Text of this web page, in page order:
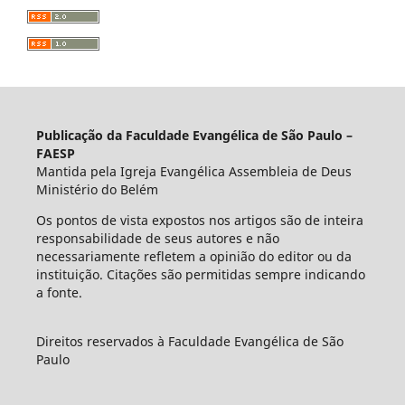
Publicação da Faculdade Evangélica de São Paulo –
FAESP
Mantida pela Igreja Evangélica Assembleia de Deus
Ministério do Belém
Os pontos de vista expostos nos artigos são de inteira
responsabilidade de seus autores e não
necessariamente refletem a opinião do editor ou da
instituição. Citações são permitidas sempre indicando
a fonte.
Direitos reservados à Faculdade Evangélica de São
Paulo